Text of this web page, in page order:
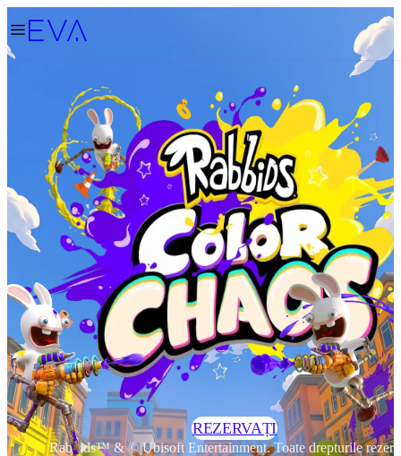
REZERVAȚI
Rabbids™ & © Ubisoft Entertainment. Toate drepturile